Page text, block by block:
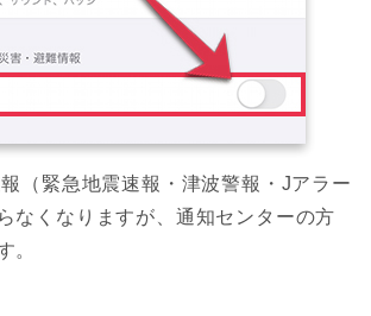
（緊急地震速報・津波警報・Jアラー
なくなりますが、通知センターの方
。